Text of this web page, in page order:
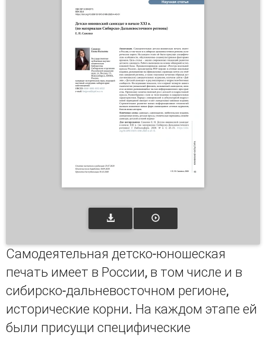
Самодеятельная детско-юношеская
печать имеет в России, в том числе и в
сибирско-дальневосточном регионе,
исторические корни. На каждом этапе ей
были присущи специфические